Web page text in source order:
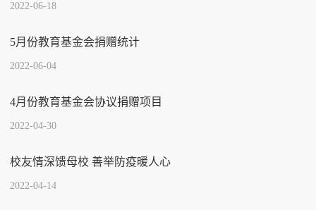
2022-06-18
5月份教育基金会捐赠统计
2022-06-04
4月份教育基金会协议捐赠项目
2022-04-30
校友情深馈母校 善举防疫暖人心
2022-04-14